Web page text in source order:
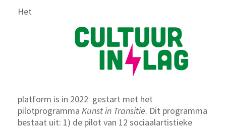
Het
platform is in 2022 gestart met het
pilotprogramma Kunst in Transitie. Dit programma
bestaat uit: 1) de pilot van 12 sociaalartistieke